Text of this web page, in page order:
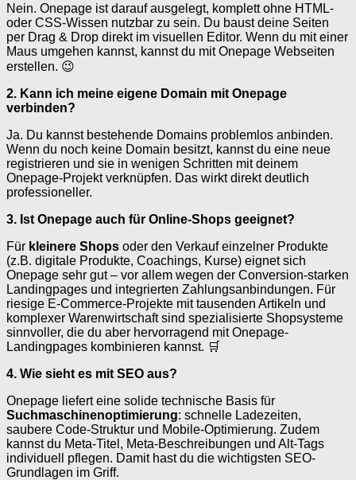
Nein. Onepage ist darauf ausgelegt, komplett ohne HTML-
oder CSS-Wissen nutzbar zu sein. Du baust deine Seiten
per Drag & Drop direkt im visuellen Editor. Wenn du mit einer
Maus umgehen kannst, kannst du mit Onepage Webseiten
erstellen. 😉
2. Kann ich meine eigene Domain mit Onepage
verbinden?
Ja. Du kannst bestehende Domains problemlos anbinden.
Wenn du noch keine Domain besitzt, kannst du eine neue
registrieren und sie in wenigen Schritten mit deinem
Onepage-Projekt verknüpfen. Das wirkt direkt deutlich
professioneller.
3. Ist Onepage auch für Online-Shops geeignet?
Für kleinere Shops oder den Verkauf einzelner Produkte
(z.B. digitale Produkte, Coachings, Kurse) eignet sich
Onepage sehr gut – vor allem wegen der Conversion-starken
Landingpages und integrierten Zahlungsanbindungen. Für
riesige E-Commerce-Projekte mit tausenden Artikeln und
komplexer Warenwirtschaft sind spezialisierte Shopsysteme
sinnvoller, die du aber hervorragend mit Onepage-
Landingpages kombinieren kannst. 🛒
4. Wie sieht es mit SEO aus?
Onepage liefert eine solide technische Basis für
Suchmaschinenoptimierung: schnelle Ladezeiten,
saubere Code-Struktur und Mobile-Optimierung. Zudem
kannst du Meta-Titel, Meta-Beschreibungen und Alt-Tags
individuell pflegen. Damit hast du die wichtigsten SEO-
Grundlagen im Griff.